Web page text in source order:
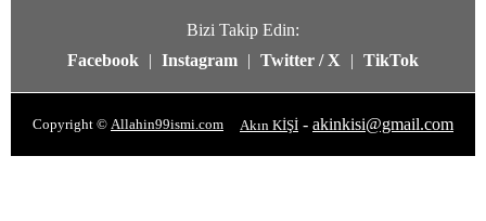
Bizi Takip Edin:
Facebook | Instagram | Twitter / X | TikTok
Copyright © Allahin99ismi.com Akın KİŞİ - akinkisi@gmail.com